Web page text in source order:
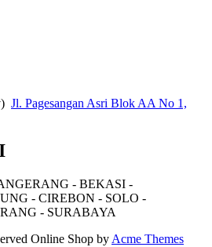
Jl. Pagesangan Asri Blok AA No 1,
- BEKASI -
- CIREBON - SOLO -
- SURABAYA
Online Shop by Acme Themes